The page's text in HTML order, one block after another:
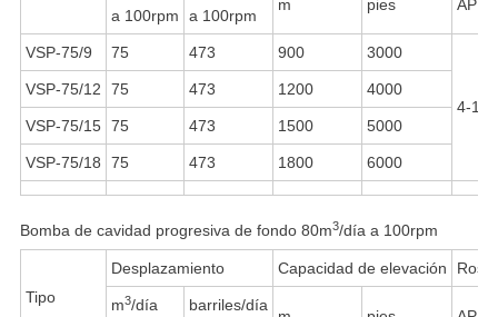
a 100rpm
a 100rpm
m pies API
VSP-75/9 75 473 900 3000
4-1/
VSP-75/12 75 473 1200 4000
VSP-75/15 75 473 1500 5000
VSP-75/18 75 473 1800 6000
Bomba de cavidad progresiva de fondo 80m3/día a 100rpm
Tipo
Desplazamiento Capacidad de elevación
m3/día
barriles/día